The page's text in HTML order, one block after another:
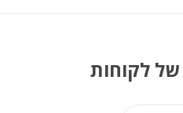
לקוחות